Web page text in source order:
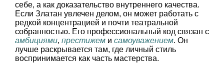
себе, а как доказательство внутреннего качества.
Если Златан увлечен делом, он может работать с
редкой концентрацией и почти театральной
собранностью. Его профессиональный код связан с
амбициями, престижем и самоуважением. Он
лучше раскрывается там, где личный стиль
воспринимается как часть мастерства.